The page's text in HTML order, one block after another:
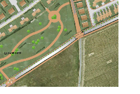
de Servian
De Création